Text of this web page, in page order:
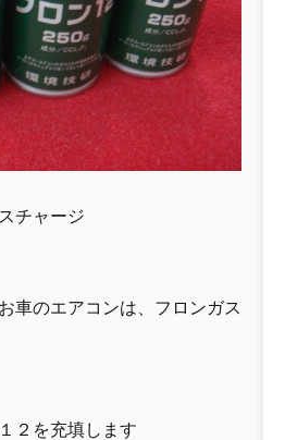
チャージ
車のエアコンは、フロンガス
２を充填します